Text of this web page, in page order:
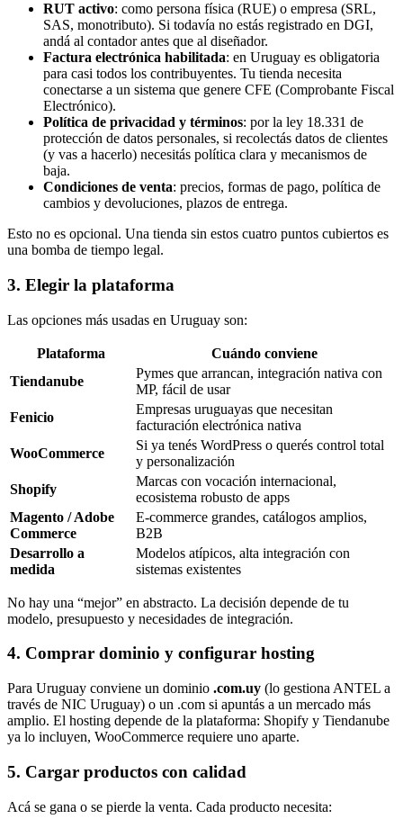
RUT activo: como persona física (RUE) o empresa (SRL,
SAS, monotributo). Si todavía no estás registrado en DGI,
andá al contador antes que al diseñador.
Factura electrónica habilitada: en Uruguay es obligatoria
para casi todos los contribuyentes. Tu tienda necesita
conectarse a un sistema que genere CFE (Comprobante Fiscal
Electrónico).
Política de privacidad y términos: por la ley 18.331 de
protección de datos personales, si recolectás datos de clientes
(y vas a hacerlo) necesitás política clara y mecanismos de
baja.
Condiciones de venta: precios, formas de pago, política de
cambios y devoluciones, plazos de entrega.
Esto no es opcional. Una tienda sin estos cuatro puntos cubiertos es
una bomba de tiempo legal.
3. Elegir la plataforma
Las opciones más usadas en Uruguay son:
Plataforma
Cuándo conviene
Tiendanube
Pymes que arrancan, integración nativa con
MP, fácil de usar
Fenicio
Empresas uruguayas que necesitan
facturación electrónica nativa
WooCommerce
Si ya tenés WordPress o querés control total
y personalización
Shopify
Marcas con vocación internacional,
ecosistema robusto de apps
Magento / Adobe
Commerce
E-commerce grandes, catálogos amplios,
B2B
Desarrollo a
medida
Modelos atípicos, alta integración con
sistemas existentes
No hay una “mejor” en abstracto. La decisión depende de tu
modelo, presupuesto y necesidades de integración.
4. Comprar dominio y configurar hosting
Para Uruguay conviene un dominio .com.uy (lo gestiona ANTEL a
través de NIC Uruguay) o un .com si apuntás a un mercado más
amplio. El hosting depende de la plataforma: Shopify y Tiendanube
ya lo incluyen, WooCommerce requiere uno aparte.
5. Cargar productos con calidad
Acá se gana o se pierde la venta. Cada producto necesita: